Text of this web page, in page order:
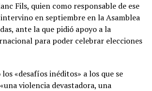
Fils, quien como responsable de ese
en septiembre en la Asamblea
ante la que pidió apoyo a la
para poder celebrar elecciones
«desafíos inéditos» a los que se
violencia devastadora, una